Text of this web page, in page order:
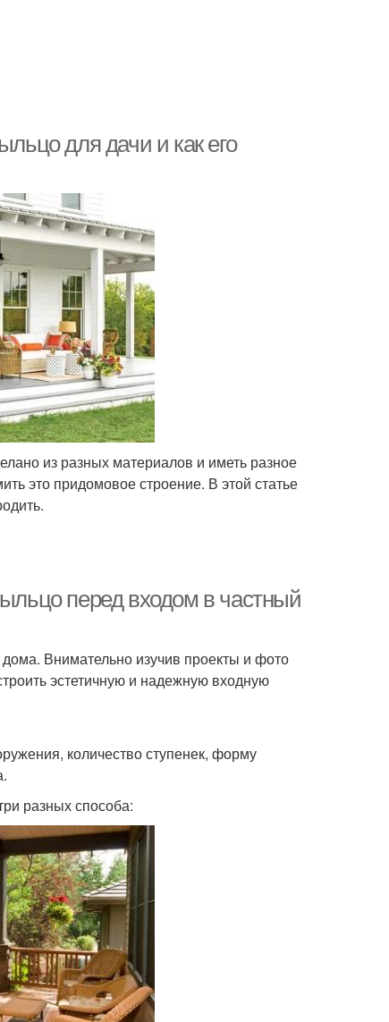
для дачи и как его
из разных материалов и иметь разное
это придомовое строение. В этой статье
перед входом в частный
Внимательно изучив проекты и фото
эстетичную и надежную входную
количество ступенек, форму
разных способа: